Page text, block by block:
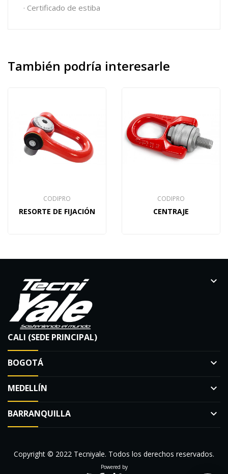
· Certificado de estiba
También podría interesarle
CODIPRO
RESORTE DE FIJACIÓN
CODIPRO
CENTRAJE
CALI (SEDE PRINCIPAL)
keyboard_arrow_down
BOGOTÁ keyboard_arrow_down
MEDELLÍN keyboard_arrow_down
BARRANQUILLA keyboard_arrow_down
Copyright © 2022 Tecniyale. Todos los derechos reservados.
Powered by